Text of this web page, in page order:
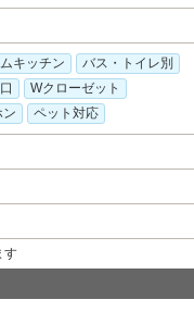
キッチン
バス・トイレ別
Wクローゼット
ン ペット対応
す